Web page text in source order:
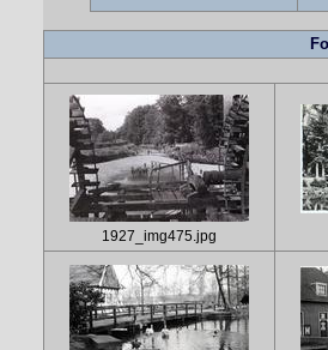
1927_img475.jpg